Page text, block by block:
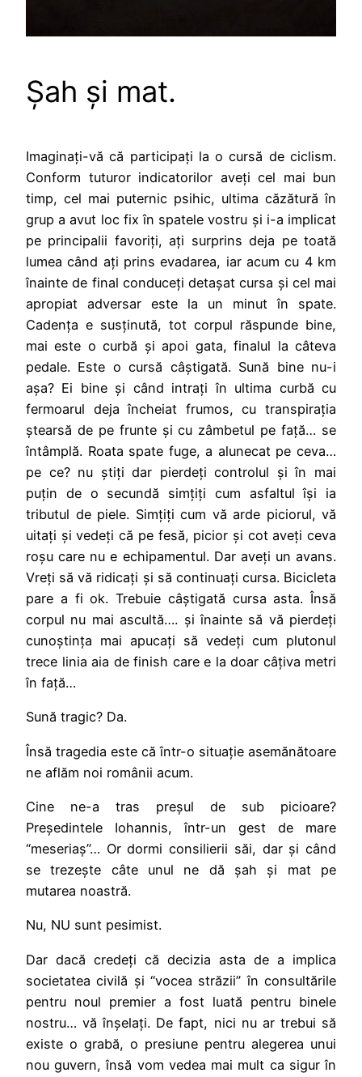
Șah și mat.
Imaginați-vă că participați la o cursă de ciclism.
Conform tuturor indicatorilor aveți cel mai bun
timp, cel mai puternic psihic, ultima căzătură în
grup a avut loc fix în spatele vostru și i-a implicat
pe principalii favoriți, ați surprins deja pe toată
lumea când ați prins evadarea, iar acum cu 4 km
înainte de final conduceți detașat cursa și cel mai
apropiat adversar este la un minut în spate.
Cadența e susținută, tot corpul răspunde bine,
mai este o curbă și apoi gata, finalul la câteva
pedale. Este o cursă câștigată. Sună bine nu-i
așa? Ei bine și când intrați în ultima curbă cu
fermoarul deja încheiat frumos, cu transpirația
ștearsă de pe frunte și cu zâmbetul pe față… se
întâmplă. Roata spate fuge, a alunecat pe ceva…
pe ce? nu știți dar pierdeți controlul și în mai
puțin de o secundă simțiți cum asfaltul își ia
tributul de piele. Simțiți cum vă arde piciorul, vă
uitați și vedeți că pe fesă, picior și cot aveți ceva
roșu care nu e echipamentul. Dar aveți un avans.
Vreți să vă ridicați și să continuați cursa. Bicicleta
pare a fi ok. Trebuie câștigată cursa asta. Însă
corpul nu mai ascultă…. și înainte să vă pierdeți
cunoștința mai apucați să vedeți cum plutonul
trece linia aia de finish care e la doar câțiva metri
în față…
Sună tragic? Da.
Însă tragedia este că într-o situație asemănătoare
ne aflăm noi românii acum.
Cine ne-a tras preșul de sub picioare?
Președintele Iohannis, într-un gest de mare
“meseriaș”… Or dormi consilierii săi, dar și când
se trezește câte unul ne dă șah și mat pe
mutarea noastră.
Nu, NU sunt pesimist.
Dar dacă credeți că decizia asta de a implica
societatea civilă și “vocea străzii” în consultările
pentru noul premier a fost luată pentru binele
nostru… vă înșelați. De fapt, nici nu ar trebui să
existe o grabă, o presiune pentru alegerea unui
nou guvern, însă vom vedea mai mult ca sigur în